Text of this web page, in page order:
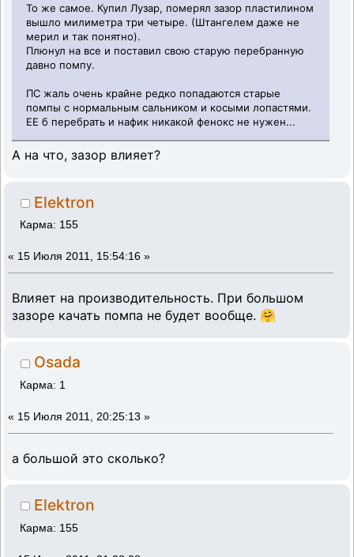
То же самое. Купил Лузар, померял зазор пластилином
вышло милиметра три четыре. (Штангелем даже не
мерил и так понятно).
Плюнул на все и поставил свою старую перебранную
давно помпу.
ПС жаль очень крайне редко попадаются старые
помпы с нормальным сальником и косыми лопастями.
ЕЕ б перебрать и нафик никакой фенокс не нужен...
А на что, зазор влияет?
Elektron
Карма: 155
« 15 Июля 2011, 15:54:16 »
Влияет на производительность. При большом
зазоре качать помпа не будет вообще. 🤗
Osada
Карма: 1
« 15 Июля 2011, 20:25:13 »
а большой это сколько?
Elektron
Карма: 155